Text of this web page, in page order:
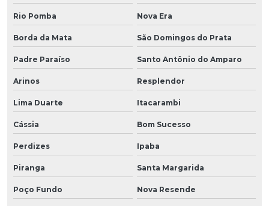
Rio Pomba Nova Era
Borda da Mata São Domingos do Prata
Padre Paraíso Santo Antônio do Amparo
Arinos Resplendor
Lima Duarte Itacarambi
Cássia Bom Sucesso
Perdizes Ipaba
Piranga Santa Margarida
Poço Fundo Nova Resende